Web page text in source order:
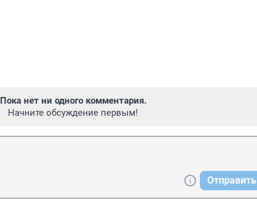
Пока нет ни одного комментария.
Начните обсуждение первым!
Отправить